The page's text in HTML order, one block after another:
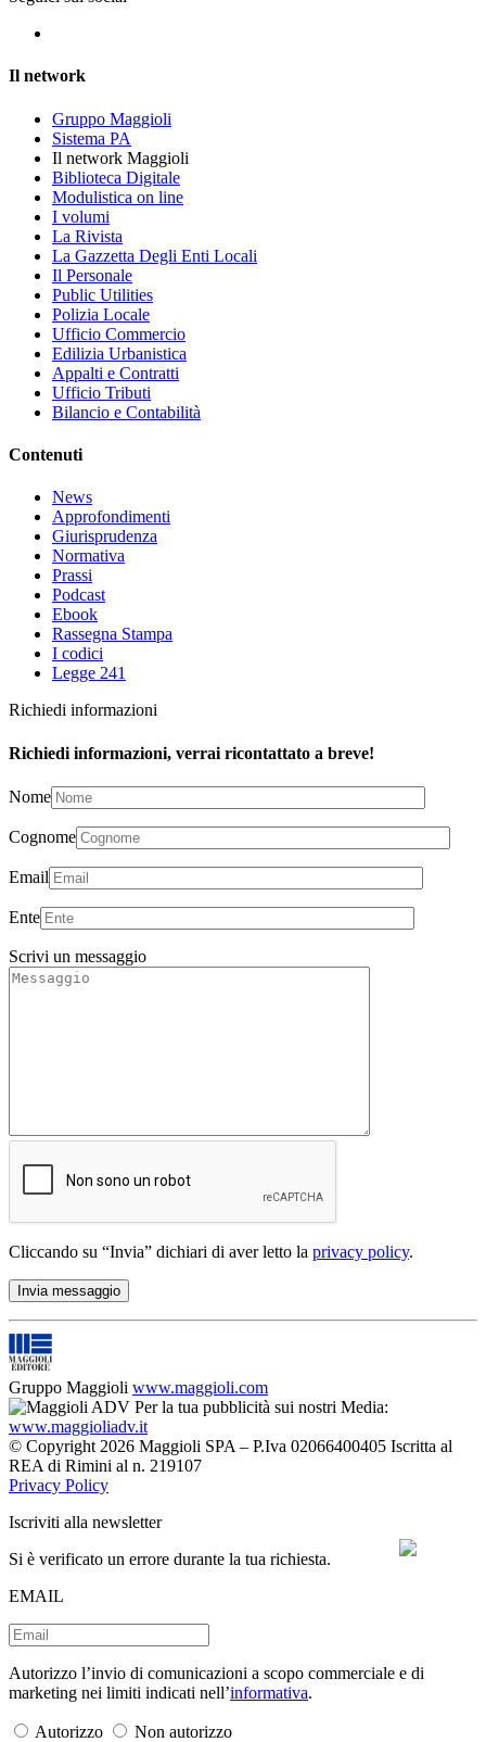
Il network
Gruppo Maggioli
Sistema PA
Il network Maggioli
Biblioteca Digitale
Modulistica on line
I volumi
La Rivista
La Gazzetta Degli Enti Locali
Il Personale
Public Utilities
Polizia Locale
Ufficio Commercio
Edilizia Urbanistica
Appalti e Contratti
Ufficio Tributi
Bilancio e Contabilità
Contenuti
News
Approfondimenti
Giurisprudenza
Normativa
Prassi
Podcast
Ebook
Rassegna Stampa
I codici
Legge 241
Richiedi informazioni
Richiedi informazioni, verrai ricontattato a breve!
Nome
Cognome
Email
Ente
Scrivi un messaggio
Cliccando su “Invia” dichiari di aver letto la privacy policy.
Gruppo Maggioli www.maggioli.com
Per la tua pubblicità sui nostri Media:
www.maggioliadv.it
© Copyright 2026 Maggioli SPA – P.Iva 02066400405 Iscritta al
REA di Rimini al n. 219107
Privacy Policy
Iscriviti alla newsletter
Si è verificato un errore durante la tua richiesta.
EMAIL
Autorizzo l’invio di comunicazioni a scopo commerciale e di
marketing nei limiti indicati nell’informativa.
Autorizzo
Non autorizzo